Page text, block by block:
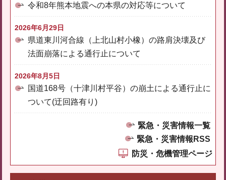
令和8年熊本地震への本県の対応等について
2026年6月29日
県道東川河合線（上北山村小橡）の路肩決壊及び
法面崩落による通行止について
2026年8月5日
国道168号（十津川村平谷）の崩土による通行止に
ついて(迂回路有り)
緊急・災害情報一覧
緊急・災害情報RSS
防災・危機管理ページ